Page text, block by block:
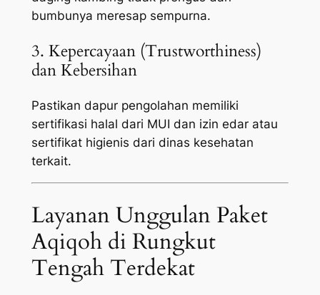
bumbunya meresap sempurna.
3. Kepercayaan (Trustworthiness)
dan Kebersihan
Pastikan dapur pengolahan memiliki
sertifikasi halal dari MUI dan izin edar atau
sertifikat higienis dari dinas kesehatan
terkait.
Layanan Unggulan Paket
Aqiqoh di Rungkut
Tengah Terdekat